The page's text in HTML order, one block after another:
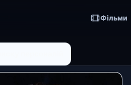
Фільми